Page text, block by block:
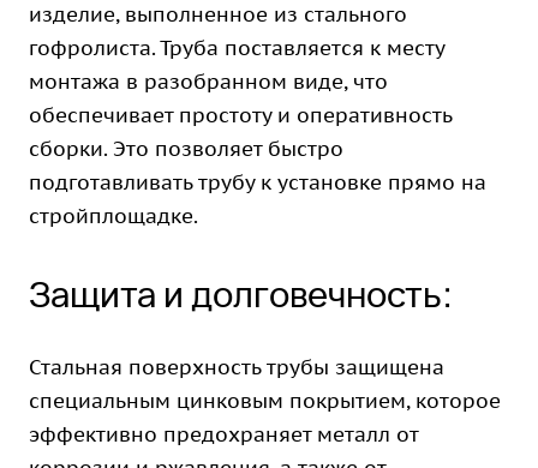
изделие, выполненное из стального
гофролиста. Труба поставляется к месту
монтажа в разобранном виде, что
обеспечивает простоту и оперативность
сборки. Это позволяет быстро
подготавливать трубу к установке прямо на
стройплощадке.
Защита и долговечность:
Стальная поверхность трубы защищена
специальным цинковым покрытием, которое
эффективно предохраняет металл от